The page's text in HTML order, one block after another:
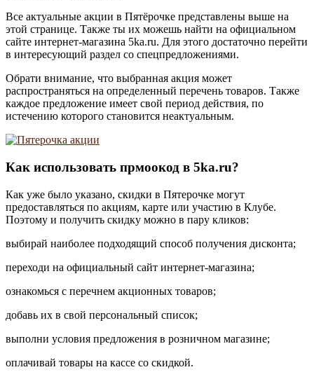
Все актуальные акции в Пятёрочке представлены выше на
этой странице. Также ты их можешь найти на официальном
сайте интернет-магазина 5ka.ru. Для этого достаточно перейти
в интересующий раздел со спецпредложениями.
Обрати внимание, что выбранная акция может
распространяться на определенный перечень товаров. Также
каждое предложение имеет свой период действия, по
истечению которого становится неактуальным.
Как использовать прмоокод в 5ka.ru?
Как уже было указано, скидки в Пятерочке могут
предоставляться по акциям, карте или участию в Клубе.
Поэтому и получить скидку можно в пару кликов:
выбирай наиболее подходящий способ получения дисконта;
переходи на официальный сайт интернет-магазина;
ознакомься с перечнем акционных товаров;
добавь их в свой персональный список;
выполни условия предложения в розничном магазине;
оплачивай товары на кассе со скидкой.